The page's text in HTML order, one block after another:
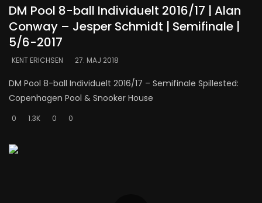
DM Pool 8-ball Individuelt 2016/17 | Alan
Conway – Jesper Schmidt | Semifinale |
5/6-2017
KENT ERICHSEN 27. MAJ 2018
DM Pool 8-ball Individuelt 2016/17 – Semifinale Spillested:
Copenhagen Pool & Snooker House
0 1.3K 0 0